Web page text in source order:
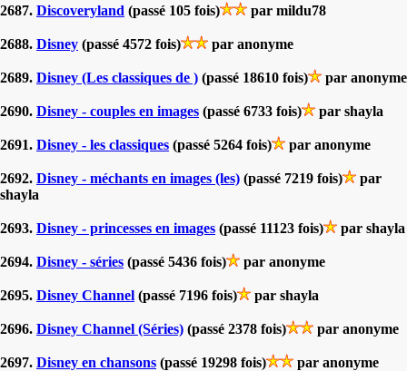
2687. Discoveryland (passé 105 fois) par mildu78
2688. Disney (passé 4572 fois) par anonyme
2689. Disney (Les classiques de ) (passé 18610 fois) par anonyme
2690. Disney - couples en images (passé 6733 fois) par shayla
2691. Disney - les classiques (passé 5264 fois) par anonyme
2692. Disney - méchants en images (les) (passé 7219 fois)
par
shayla
2693. Disney - princesses en images (passé 11123 fois) par shayla
2694. Disney - séries (passé 5436 fois) par anonyme
2695. Disney Channel (passé 7196 fois) par shayla
2696. Disney Channel (Séries) (passé 2378 fois) par anonyme
2697. Disney en chansons (passé 19298 fois) par anonyme